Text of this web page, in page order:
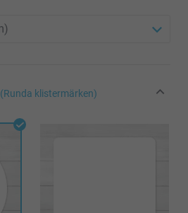
(Runda klistermärken)